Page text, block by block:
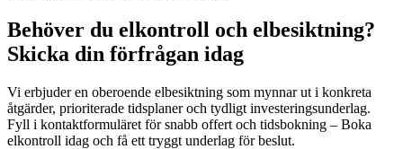
Behöver du elkontroll och elbesiktning?
Skicka din förfrågan idag
Vi erbjuder en oberoende elbesiktning som mynnar ut i konkreta
åtgärder, prioriterade tidsplaner och tydligt investeringsunderlag.
Fyll i kontaktformuläret för snabb offert och tidsbokning – Boka
elkontroll idag och få ett tryggt underlag för beslut.